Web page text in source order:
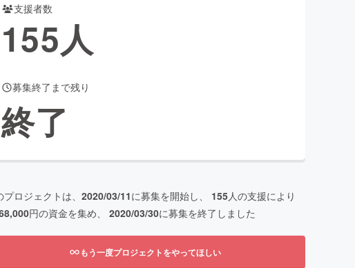
支援者数
155人
募集終了まで残り
終了
プロジェクトは、 2020/03/11に募集を開始し、 155人の支援により
円の資金を集め、 2020/03/30に募集を終了しました
もう一度プロジェクトをやってほしい